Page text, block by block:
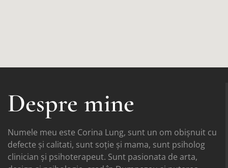
Despre mine
Numele meu este Corina Lung, sunt un om obișnuit cu
defecte și calitati, sunt soție și mama, sunt psiholog
clinician și psihoterapeut. Sunt pasionata de arta,